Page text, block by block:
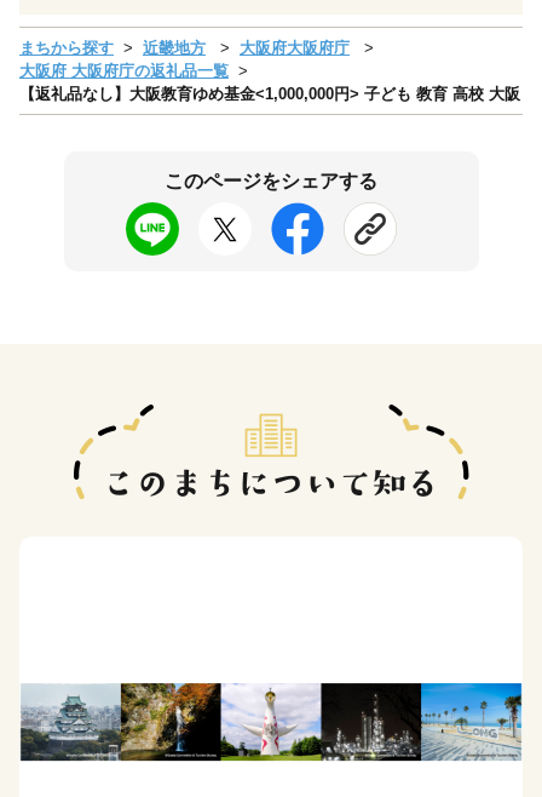
まちから探す 近畿地方
大阪府大阪府庁
大阪府 大阪府庁の返礼品一覧
【返礼品なし】大阪教育ゆめ基金<1,000,000円> 子ども 教育 高校 大阪
このページをシェアする